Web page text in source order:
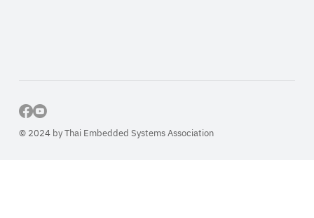
© 2024 by Thai Embedded Systems Association